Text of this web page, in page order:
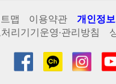
맵 이용약관
개인정
리기기운영·관리방침